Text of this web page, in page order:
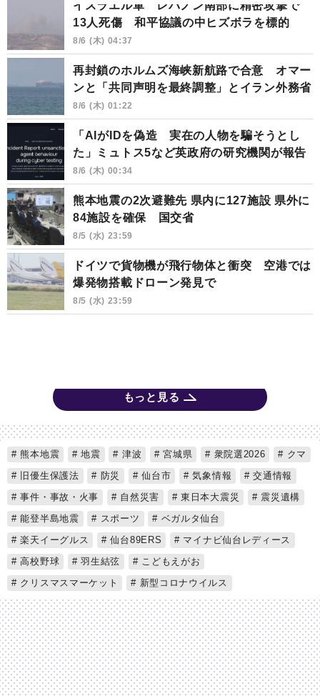
イスラエル軍 レバノン南部に精密攻撃で
13人死傷 和平協議の中ヒズボラを標的
8/6 (木) 04:37
再封鎖のホルムズ海峡新航路で合意 オマー
ンと「共同声明を最終調整」とイラン外務省
8/6 (木) 01:22
「AIがIDを偽造 実在の人物を騙そうとし
た」ミュトス5など英政府の研究機関が報告
8/6 (木) 00:34
熊本地震の2次避難先 県内に127施設 県外に
84施設を確保 国交省
8/5 (水) 23:59
ドイツで貨物機が飛行物体と衝突 空港では
爆発物搭載ドローン発見で
8/5 (水) 23:59
もっと見る
熊本地震 地震 津波 宮城県 衆院選2026
クマ
旧優生保護法
防災 仙台市 気象情報
交通情報
事件・事故・火事
自然災害 東日本大震災
震災遺構
能登半島地震
スポーツ
ベガルタ仙台
楽天イーグルス
仙台89ERS
マイナビ仙台レディース
高校野球
羽生結弦
こどもえがお
クリスマスマーケット
新型コロナウイルス